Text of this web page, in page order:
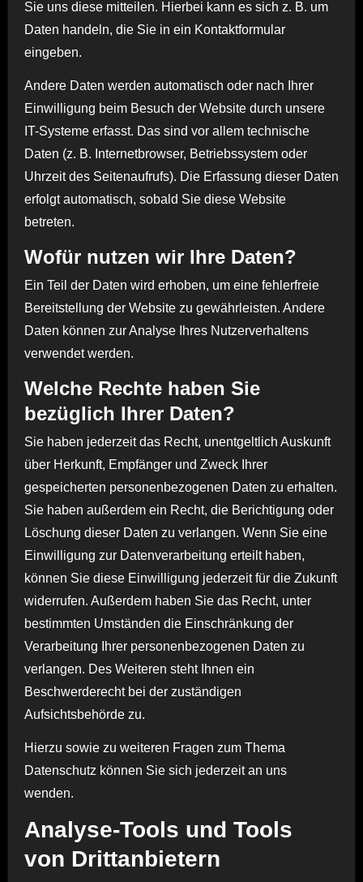
Sie uns diese mitteilen. Hierbei kann es sich z. B. um
Daten handeln, die Sie in ein Kontaktformular
eingeben.
Andere Daten werden automatisch oder nach Ihrer
Einwilligung beim Besuch der Website durch unsere
IT-Systeme erfasst. Das sind vor allem technische
Daten (z. B. Internetbrowser, Betriebssystem oder
Uhrzeit des Seitenaufrufs). Die Erfassung dieser Daten
erfolgt automatisch, sobald Sie diese Website
betreten.
Wofür nutzen wir Ihre Daten?
Ein Teil der Daten wird erhoben, um eine fehlerfreie
Bereitstellung der Website zu gewährleisten. Andere
Daten können zur Analyse Ihres Nutzerverhaltens
verwendet werden.
Welche Rechte haben Sie
bezüglich Ihrer Daten?
Sie haben jederzeit das Recht, unentgeltlich Auskunft
über Herkunft, Empfänger und Zweck Ihrer
gespeicherten personenbezogenen Daten zu erhalten.
Sie haben außerdem ein Recht, die Berichtigung oder
Löschung dieser Daten zu verlangen. Wenn Sie eine
Einwilligung zur Datenverarbeitung erteilt haben,
können Sie diese Einwilligung jederzeit für die Zukunft
widerrufen. Außerdem haben Sie das Recht, unter
bestimmten Umständen die Einschränkung der
Verarbeitung Ihrer personenbezogenen Daten zu
verlangen. Des Weiteren steht Ihnen ein
Beschwerderecht bei der zuständigen
Aufsichtsbehörde zu.
Hierzu sowie zu weiteren Fragen zum Thema
Datenschutz können Sie sich jederzeit an uns
wenden.
Analyse-Tools und Tools
von Dritt­anbietern